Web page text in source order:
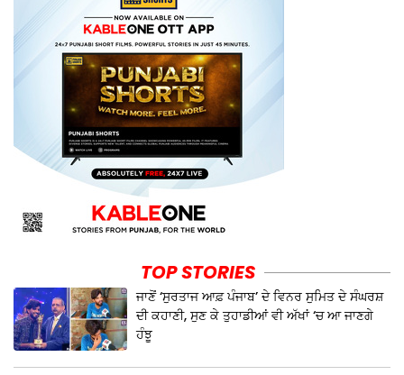
TOP STORIES
ਜਾਣੋਂ ‘ਸੁਰਤਾਜ ਆਫ਼ ਪੰਜਾਬ’ ਦੇ ਵਿਨਰ ਸੁਮਿਤ ਦੇ ਸੰਘਰਸ਼
ਦੀ ਕਹਾਣੀ, ਸੁਣ ਕੇ ਤੁਹਾਡੀਆਂ ਵੀ ਅੱਖਾਂ ‘ਚ ਆ ਜਾਣਗੇ
ਹੰਝੂ